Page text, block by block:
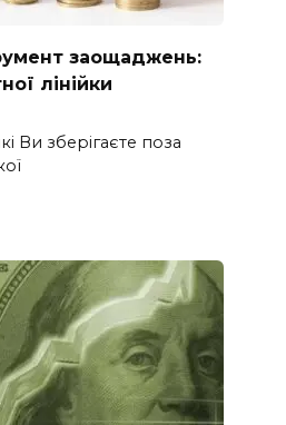
заощаджень:
лінійки
Ви зберігаєте поза